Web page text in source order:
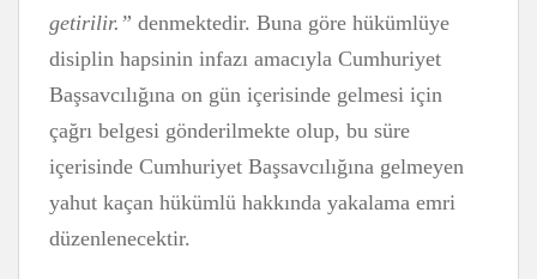
getirilir.” denmektedir. Buna göre hükümlüye
disiplin hapsinin infazı amacıyla Cumhuriyet
Başsavcılığına on gün içerisinde gelmesi için
çağrı belgesi gönderilmekte olup, bu süre
içerisinde Cumhuriyet Başsavcılığına gelmeyen
yahut kaçan hükümlü hakkında yakalama emri
düzenlenecektir.